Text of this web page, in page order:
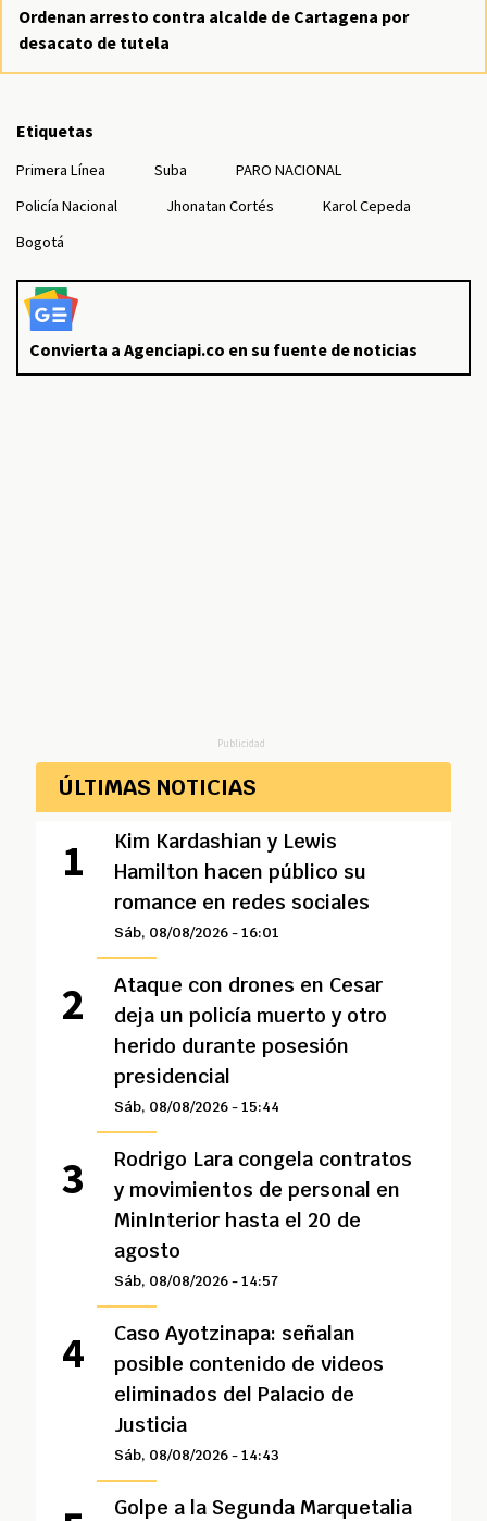
Ordenan arresto contra alcalde de Cartagena por
desacato de tutela
Etiquetas
Primera Línea Suba
PARO NACIONAL
Policía Nacional
Jhonatan Cortés
Karol Cepeda
Bogotá
Convierta a Agenciapi.co en su fuente de noticias
Publicidad
ÚLTIMAS NOTICIAS
Kim Kardashian y Lewis
Hamilton hacen público su
romance en redes sociales
Sáb, 08/08/2026 - 16:01
Ataque con drones en Cesar
deja un policía muerto y otro
herido durante posesión
presidencial
Sáb, 08/08/2026 - 15:44
Rodrigo Lara congela contratos
y movimientos de personal en
MinInterior hasta el 20 de
agosto
Sáb, 08/08/2026 - 14:57
Caso Ayotzinapa: señalan
posible contenido de videos
eliminados del Palacio de
Justicia
Sáb, 08/08/2026 - 14:43
Golpe a la Segunda Marquetalia